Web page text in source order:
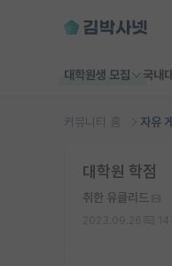
대학원생 모집 국내
커뮤니티 홈 자유
대학원 학점
취한 유클리드